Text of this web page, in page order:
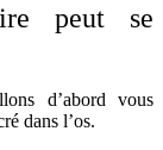
peut se
d’abord vous
dans l’os.